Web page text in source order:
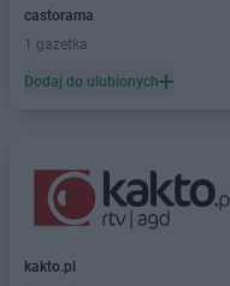
Dealz Gorlice
Dealz Gorzów Wielkopolski
Dealz Gostynin
Dealz Grudziądz
Dealz Gryfice
Dealz Gubin
Dealz Hrubieszów
castorama
1 gazetka
Dodaj do ulubionych
kakto.pl